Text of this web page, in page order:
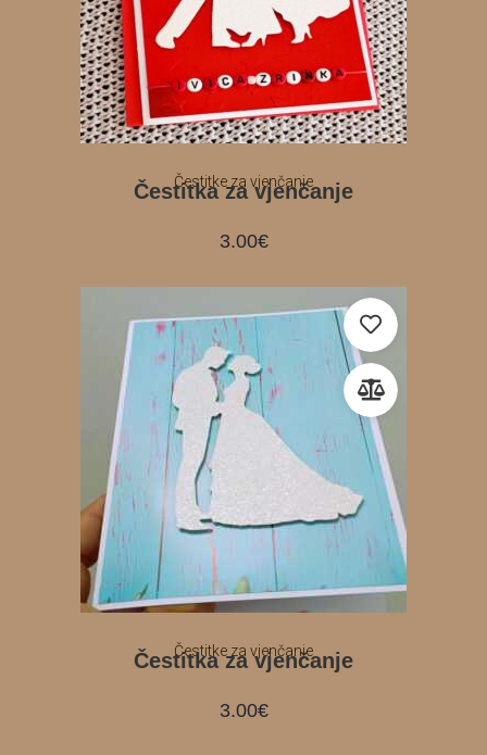
Čestitke za vjenčanje
Čestitka za vjenčanje
3.00€
Čestitke za vjenčanje
Čestitka za vjenčanje
3.00€